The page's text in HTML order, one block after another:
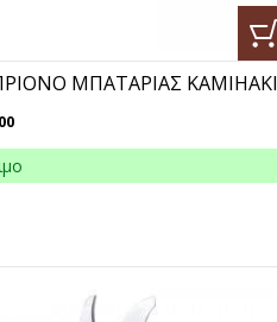
ΜΠΑΤΑΡΙΑΣ ΚΑΜΙΗΑΚΙ